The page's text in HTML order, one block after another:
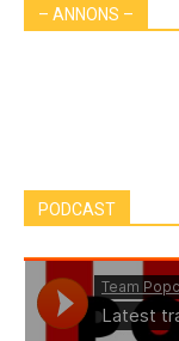
– ANNONS –
PODCAST